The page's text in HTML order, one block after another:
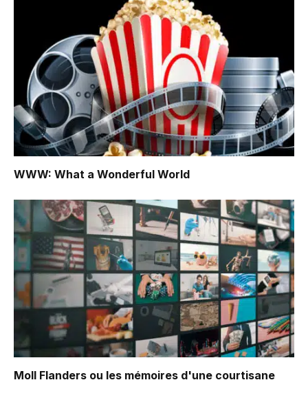
WWW: What a Wonderful World
Moll Flanders ou les mémoires d'une courtisane